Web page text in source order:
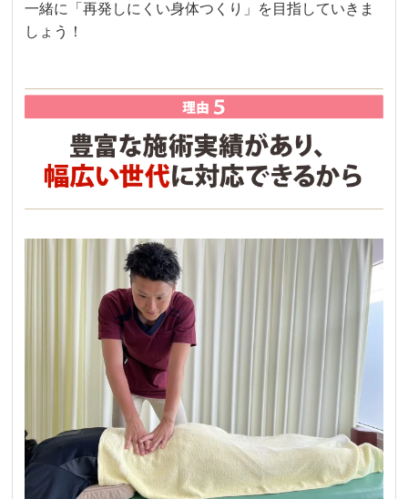
一緒に「再発しにくい身体つくり」を目指していきま
しょう！